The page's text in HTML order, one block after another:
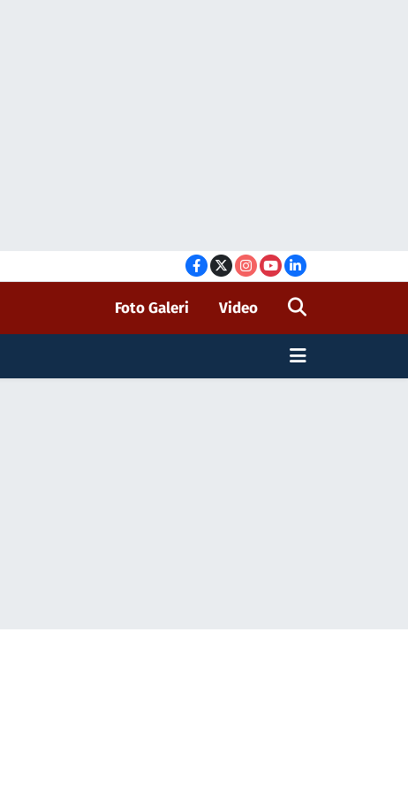
Foto Galeri Video